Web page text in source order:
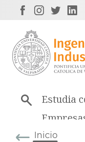
Estudia
Inicio